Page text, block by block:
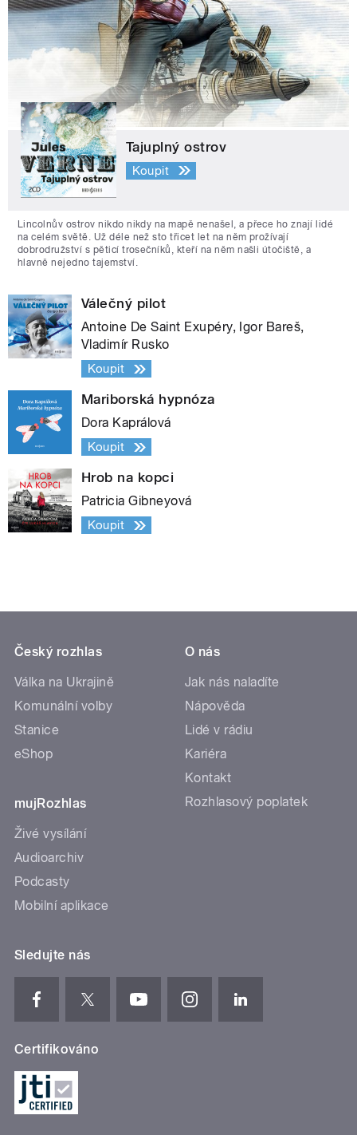
Tajuplný ostrov
Koupit
Lincolnův ostrov nikdo nikdy na mapě nenašel, a přece ho znají lidé
na celém světě. Už déle než sto třicet let na něm prožívají
dobrodružství s pěticí trosečníků, kteří na něm našli útočiště, a
hlavně nejedno tajemství.
Válečný pilot
Antoine De Saint Exupéry, Igor Bareš,
Vladimír Rusko
Koupit
Mariborská hypnóza
Dora Kaprálová
Koupit
Hrob na kopci
Patricia Gibneyová
Koupit
Český rozhlas
Válka na Ukrajině
Komunální volby
Stanice
eShop
mujRozhlas
Živé vysílání
Audioarchiv
Podcasty
Mobilní aplikace
O nás
Jak nás naladíte
Nápověda
Lidé v rádiu
Kariéra
Kontakt
Rozhlasový poplatek
Sledujte nás
Certifikováno